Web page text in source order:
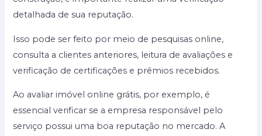
detalhada de sua reputação.
Isso pode ser feito por meio de pesquisas online,
consulta a clientes anteriores, leitura de avaliações e
verificação de certificações e prêmios recebidos.
Ao avaliar imóvel online grátis, por exemplo, é
essencial verificar se a empresa responsável pelo
serviço possui uma boa reputação no mercado. A